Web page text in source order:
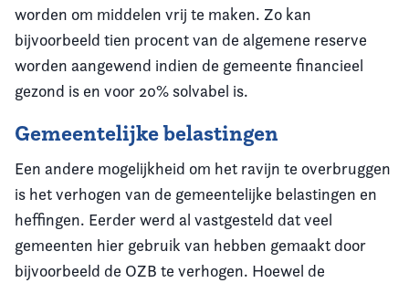
worden om middelen vrij te maken. Zo kan
bijvoorbeeld tien procent van de algemene reserve
worden aangewend indien de gemeente financieel
gezond is en voor 20% solvabel is.
Gemeentelijke belastingen
Een andere mogelijkheid om het ravijn te overbruggen
is het verhogen van de gemeentelijke belastingen en
heffingen. Eerder werd al vastgesteld dat veel
gemeenten hier gebruik van hebben gemaakt door
bijvoorbeeld de OZB te verhogen. Hoewel de